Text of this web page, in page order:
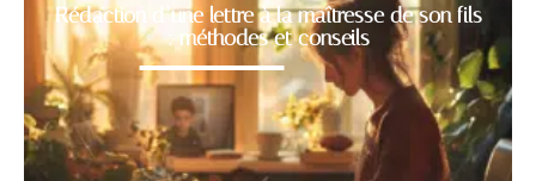
Rédaction d’une lettre à la maîtresse de son fils
: méthodes et conseils